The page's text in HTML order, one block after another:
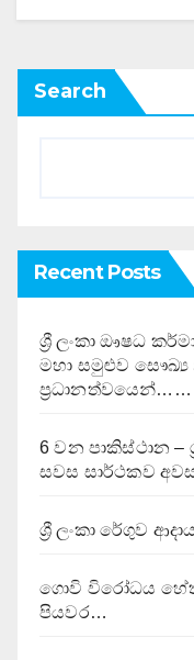
Search
Recent Posts
ශ්‍රී ලංකා ඖෂධ
මහා සමුළුව සෞඛ්‍ය
ප්‍රධානත්වයෙන්……
6 වන පාකිස්ථාන –
සවස සාර්ථකව
ශ්‍රී ලංකා රේගුව
ගොවි විරෝධය
පියවර…